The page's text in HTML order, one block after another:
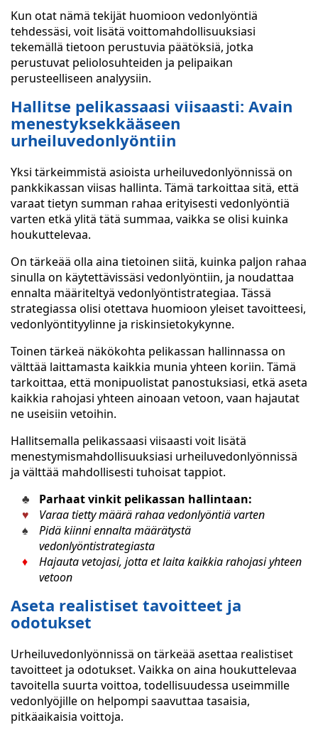
Kun otat nämä tekijät huomioon vedonlyöntiä
tehdessäsi, voit lisätä voittomahdollisuuksiasi
tekemällä tietoon perustuvia päätöksiä, jotka
perustuvat peliolosuhteiden ja pelipaikan
perusteelliseen analyysiin.
Hallitse pelikassaasi viisaasti: Avain
menestyksekkääseen
urheiluvedonlyöntiin
Yksi tärkeimmistä asioista urheiluvedonlyönnissä on
pankkikassan viisas hallinta. Tämä tarkoittaa sitä, että
varaat tietyn summan rahaa erityisesti vedonlyöntiä
varten etkä ylitä tätä summaa, vaikka se olisi kuinka
houkuttelevaa.
On tärkeää olla aina tietoinen siitä, kuinka paljon rahaa
sinulla on käytettävissäsi vedonlyöntiin, ja noudattaa
ennalta määriteltyä vedonlyöntistrategiaa. Tässä
strategiassa olisi otettava huomioon yleiset tavoitteesi,
vedonlyöntityylinne ja riskinsietokykynne.
Toinen tärkeä näkökohta pelikassan hallinnassa on
välttää laittamasta kaikkia munia yhteen koriin. Tämä
tarkoittaa, että monipuolistat panostuksiasi, etkä aseta
kaikkia rahojasi yhteen ainoaan vetoon, vaan hajautat
ne useisiin vetoihin.
Hallitsemalla pelikassaasi viisaasti voit lisätä
menestymismahdollisuuksiasi urheiluvedonlyönnissä
ja välttää mahdollisesti tuhoisat tappiot.
Parhaat vinkit pelikassan hallintaan:
Varaa tietty määrä rahaa vedonlyöntiä varten
Pidä kiinni ennalta määrätystä
vedonlyöntistrategiasta
Hajauta vetojasi, jotta et laita kaikkia rahojasi yhteen
vetoon
Aseta realistiset tavoitteet ja
odotukset
Urheiluvedonlyönnissä on tärkeää asettaa realistiset
tavoitteet ja odotukset. Vaikka on aina houkuttelevaa
tavoitella suurta voittoa, todellisuudessa useimmille
vedonlyöjille on helpompi saavuttaa tasaisia,
pitkäaikaisia voittoja.